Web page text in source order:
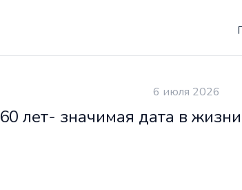
6 июля 2026
60 лет- значимая дата в